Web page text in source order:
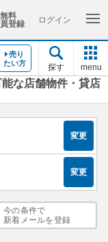
無料
登録
ログイン
売り
たい方
探す menu
な店舗物件・貸店
変更
変更
今の条件で
新着メールを登録